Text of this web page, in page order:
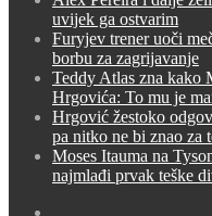
uvijek ga ostvarim
Furyjev trener uoči
borbu za zagrijavanje
Teddy Atlas zna kako
Hrgovića: To mu je
Hrgović žestoko
pa nitko ne bi znao za
Moses Itauma na
najmlađi prvak teške